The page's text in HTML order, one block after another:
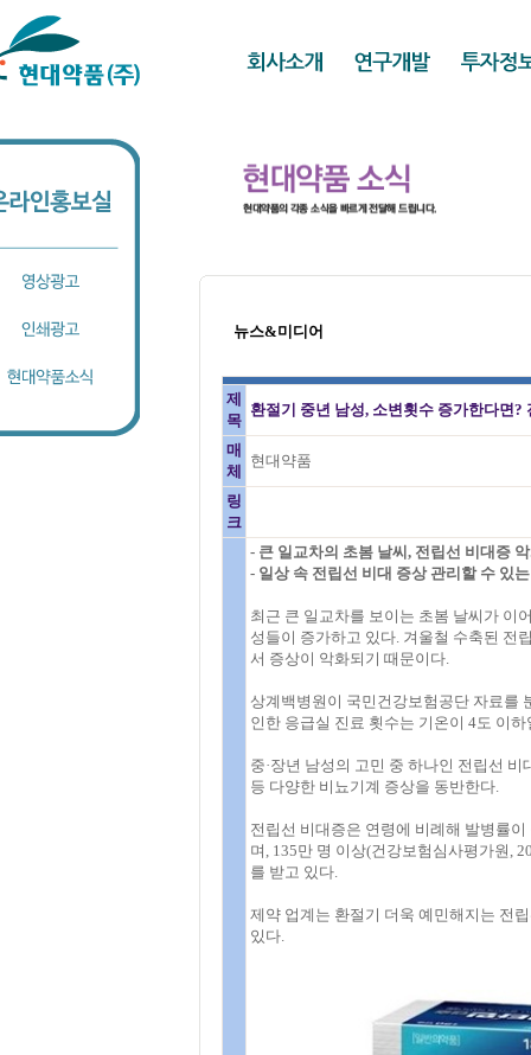
뉴스&미디어
제
목
환절기 중년 남성, 소변횟수 증가한다면?
매
체
현대약품
링
크
- 큰 일교차의 초봄 날씨, 전립선 비대증
- 일상 속 전립선 비대 증상 관리할 수 있
최근 큰 일교차를 보이는 초봄 날씨가 이
성들이 증가하고 있다. 겨울철 수축된 전
서 증상이 악화되기 때문이다.
상계백병원이 국민건강보험공단 자료를
인한 응급실 진료 횟수는 기온이 4도 이
중·장년 남성의 고민 중 하나인 전립선
등 다양한 비뇨기계 증상을 동반한다.
전립선 비대증은 연령에 비례해 발병률
며, 135만 명 이상(건강보험심사평가원,
를 받고 있다.
제약 업계는 환절기 더욱 예민해지는 전
있다.